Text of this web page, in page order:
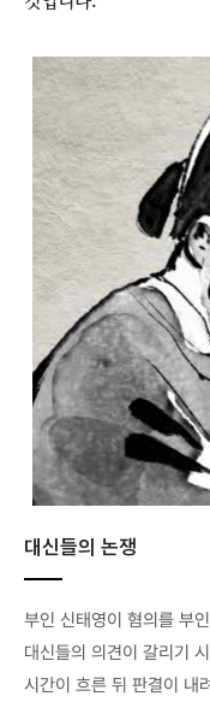
대신들의 논쟁
부인 신태영이 혐의를 부
대신들의 의견이 갈리기
시간이 흐른 뒤 판결이 내